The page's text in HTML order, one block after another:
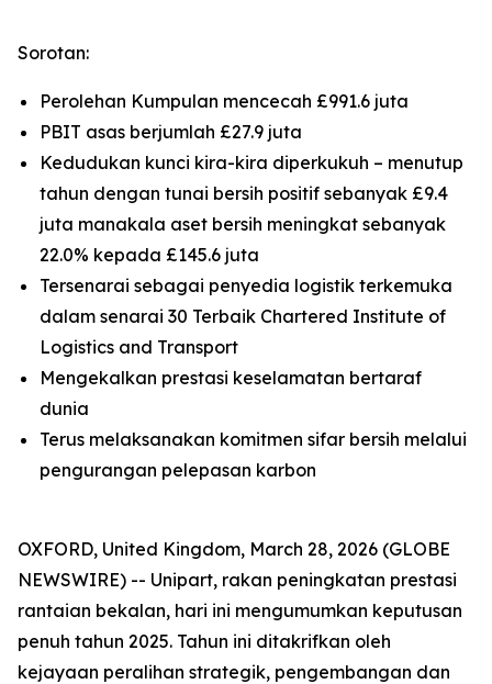
Sorotan:
Perolehan Kumpulan mencecah £991.6 juta
PBIT asas berjumlah £27.9 juta
Kedudukan kunci kira-kira diperkukuh – menutup
tahun dengan tunai bersih positif sebanyak £9.4
juta manakala aset bersih meningkat sebanyak
22.0% kepada £145.6 juta
Tersenarai sebagai penyedia logistik terkemuka
dalam senarai 30 Terbaik Chartered Institute of
Logistics and Transport
Mengekalkan prestasi keselamatan bertaraf
dunia
Terus melaksanakan komitmen sifar bersih melalui
pengurangan pelepasan karbon
OXFORD, United Kingdom, March 28, 2026 (GLOBE
NEWSWIRE) -- Unipart, rakan peningkatan prestasi
rantaian bekalan, hari ini mengumumkan keputusan
penuh tahun 2025. Tahun ini ditakrifkan oleh
kejayaan peralihan strategik, pengembangan dan